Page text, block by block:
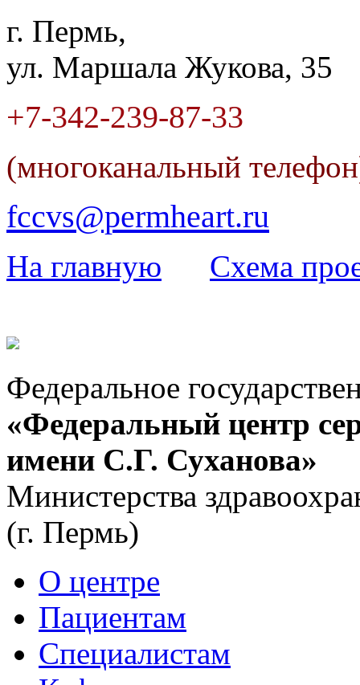
г. Пермь,
ул. Маршала Жукова, 35
+7-342-239-87-33
(многоканальный
fccvs@permheart.ru
На главную Cхема
Федеральное
«Федеральный центр
имени С.Г. Суханова»
Министерства
(г. Пермь)
О центре
Пациентам
Специалистам